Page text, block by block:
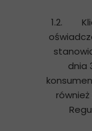
1.2.
dnia
również